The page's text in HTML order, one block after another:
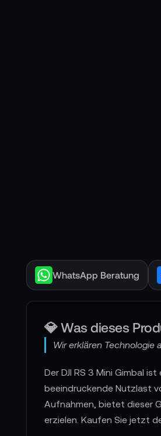
WhatsApp Beratung
💎 Was dieses
Wir erklären Technologie
Der DJI RS 3 Mini Gimbal
beeindruckende Nutzlast
Aufnahmen, bietet dieser
erzielen. Kaufen Sie jetzt